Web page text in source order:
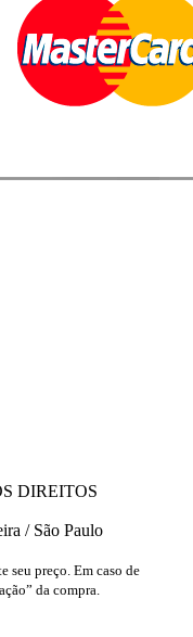
DIREITOS
/ São Paulo
seu preço. Em caso de
da compra.